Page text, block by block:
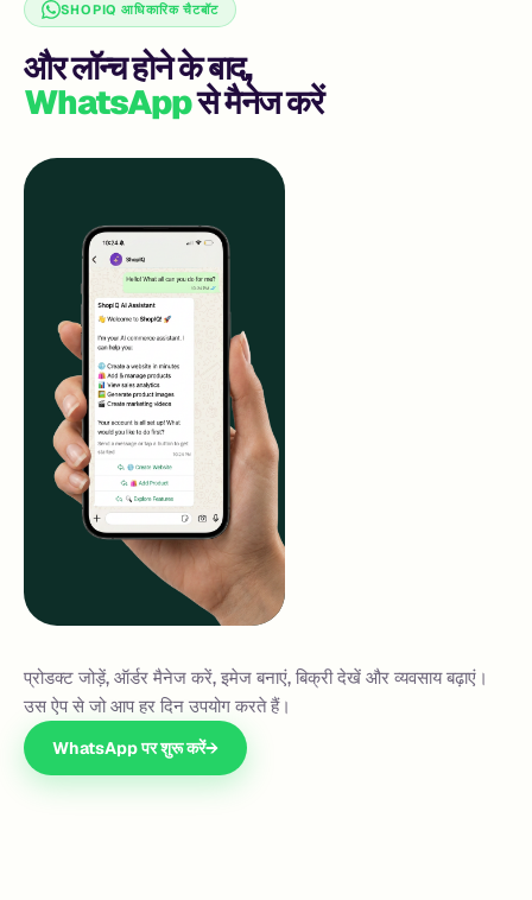
SHOPIQ आधिकारिक चैटबॉट
और लॉन्च होने के बाद,
WhatsAppसे मैनेज करें
प्रोडक्ट जोड़ें, ऑर्डर मैनेज करें, इमेज बनाएं, बिक्री देखें और व्यवसाय बढ़ाएं।
उस ऐप से जो आप हर दिन उपयोग करते हैं।
WhatsApp पर शुरू करें→